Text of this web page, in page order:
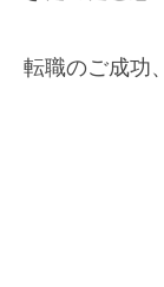
転職のご成功